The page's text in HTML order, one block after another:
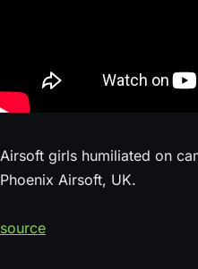
Airsoft girls humiliated on
Phoenix Airsoft, UK.
source